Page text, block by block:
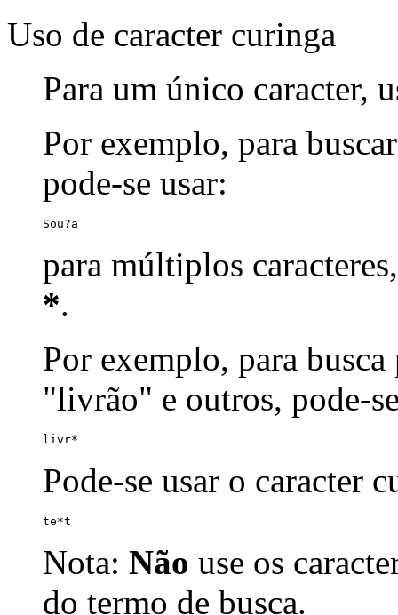
Uso de caracter curinga
Para um único caracter,
Por exemplo, para
pode-se usar:
Sou?a
para múltiplos
*.
Por exemplo, para
"livrão" e outros, pode-
livr*
Pode-se usar o caracter
te*t
Nota: Não use os
do termo de busca.